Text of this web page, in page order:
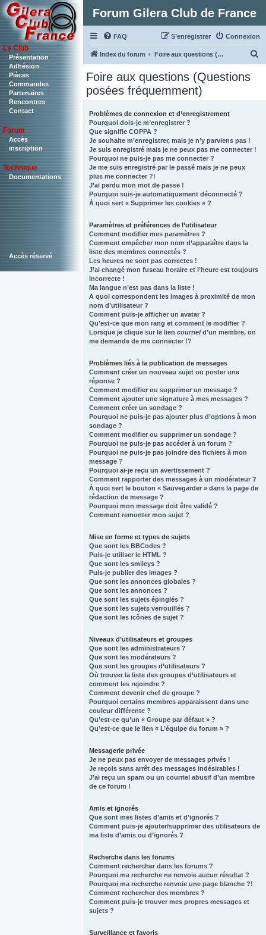
Le Club
Présentation
Adhésion
Pièces
Commandes
Partenaires
Rencontres
Contact
Forum
Accès
inscription
Technique
Documentations
Accès réservé
Forum Gilera Club de France
FAQ Connexion
S’enregistrer
Index du forum Foire aux questions (Questions posées fréquemment)
Foire aux questions (Questions
posées fréquemment)
Problèmes de connexion et d’enregistrement
Pourquoi dois-je m’enregistrer ?
Que signifie COPPA ?
Je souhaite m’enregistrer, mais je n’y parviens pas !
Je suis enregistré mais je ne peux pas me connecter !
Pourquoi ne puis-je pas me connecter ?
Je me suis enregistré par le passé mais je ne peux
plus me connecter ?!
J’ai perdu mon mot de passe !
Pourquoi suis-je automatiquement déconnecté ?
À quoi sert « Supprimer les cookies » ?
Paramètres et préférences de l’utilisateur
Comment modifier mes paramètres ?
Comment empêcher mon nom d’apparaître dans la
liste des membres connectés ?
Les heures ne sont pas correctes !
J’ai changé mon fuseau horaire et l’heure est toujours
incorrecte !
Ma langue n’est pas dans la liste !
A quoi correspondent les images à proximité de mon
nom d’utilisateur ?
Comment puis-je afficher un avatar ?
Qu’est-ce que mon rang et comment le modifier ?
Lorsque je clique sur le lien courrield’un membre, on
me demande de me connecter !?
Problèmes liés à la publication de messages
Comment créer un nouveau sujet ou poster une
réponse ?
Comment modifier ou supprimer un message ?
Comment ajouter une signature à mes messages ?
Comment créer un sondage ?
Pourquoi ne puis-je pas ajouter plus d’options à mon
sondage ?
Comment modifier ou supprimer un sondage ?
Pourquoi ne puis-je pas accéder à un forum ?
Pourquoi ne puis-je pas joindre des fichiers à mon
message ?
Pourquoi ai-je reçu un avertissement ?
Comment rapporter des messages à un modérateur ?
À quoi sert le bouton « Sauvegarder » dans la page de
rédaction de message ?
Pourquoi mon message doit être validé ?
Comment remonter mon sujet ?
Mise en forme et types de sujets
Que sont les BBCodes ?
Puis-je utiliser le HTML ?
Que sont les smileys ?
Puis-je publier des images ?
Que sont les annonces globales ?
Que sont les annonces ?
Que sont les sujets épinglés ?
Que sont les sujets verrouillés ?
Que sont les icônes de sujet ?
Niveaux d’utilisateurs et groupes
Que sont les administrateurs ?
Que sont les modérateurs ?
Que sont les groupes d’utilisateurs ?
Où trouver la liste des groupes d’utilisateurs et
comment les rejoindre ?
Comment devenir chef de groupe ?
Pourquoi certains membres apparaissent dans une
couleur différente ?
Qu’est-ce qu’un « Groupe par défaut » ?
Qu’est-ce que le lien « L’équipe du forum » ?
Messagerie privée
Je ne peux pas envoyer de messages privés !
Je reçois sans arrêt des messages indésirables !
J’ai reçu un spam ou un courriel abusif d’un membre
de ce forum !
Amis et ignorés
Que sont mes listes d’amis et d’ignorés ?
Comment puis-je ajouter/supprimer des utilisateurs de
ma liste d’amis ou d’ignorés ?
Recherche dans les forums
Comment rechercher dans les forums ?
Pourquoi ma recherche ne renvoie aucun résultat ?
Pourquoi ma recherche renvoie une page blanche ?!
Comment rechercher des membres ?
Comment puis-je trouver mes propres messages et
sujets ?
Surveillance et favoris